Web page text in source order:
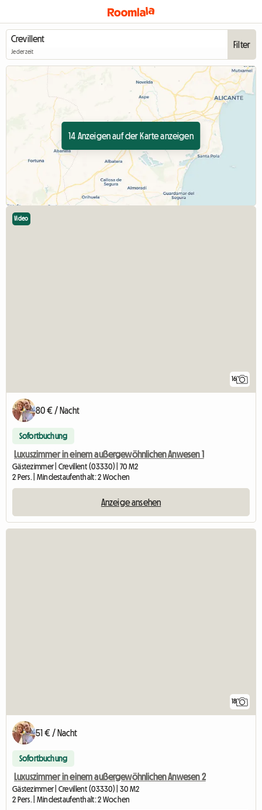
Jederzeit
Filter
14 Anzeigen auf der Karte anzeigen
16
Video
80 € / Nacht
Sofortbuchung
Luxuszimmer in einem außergewöhnlichen Anwesen 1
Gästezimmer | Crevillent (03330) | 70 M2
2 Pers. | Mindestaufenthalt: 2 Wochen
Anzeige ansehen
18
51 € / Nacht
Sofortbuchung
Luxuszimmer in einem außergewöhnlichen Anwesen 2
Gästezimmer | Crevillent (03330) | 30 M2
2 Pers. | Mindestaufenthalt: 2 Wochen